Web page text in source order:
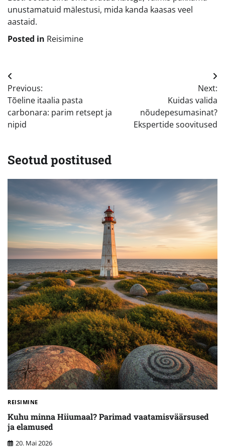
unustamatuid mälestusi, mida kanda kaasas veel
aastaid.
Posted in Reisimine
Navigeerimine
Previous:
Tõeline itaalia pasta
carbonara: parim retsept ja
nipid
Next:
Kuidas valida
nõudepesumasinat?
Ekspertide soovitused
Seotud postitused
REISIMINE
Kuhu minna Hiiumaal? Parimad vaatamisväärsused
ja elamused
20. Mai 2026